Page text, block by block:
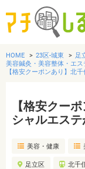
グルメ
美容・健康
HOME 23区-城東 足
美容鍼灸・美容整体・エス
【格安クーポンあり】北
【格安クー
シャルエス
美容・健康
足立区 北千